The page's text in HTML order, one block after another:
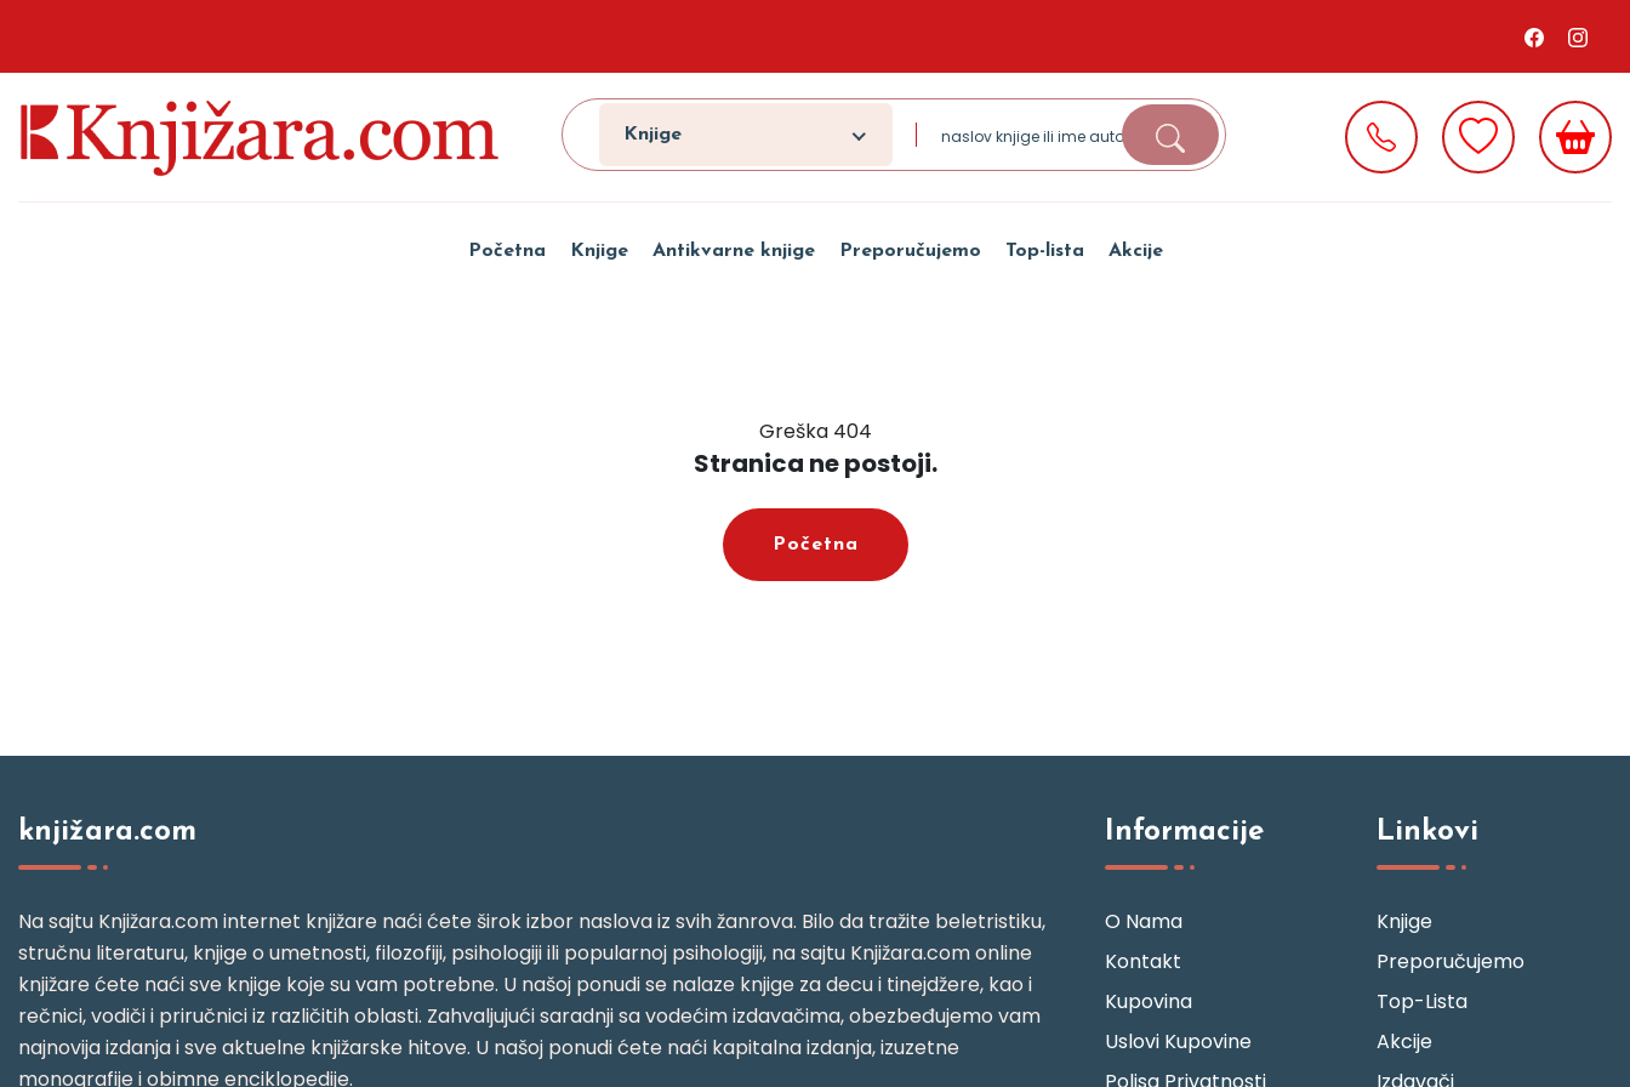
Knjige
Početna Knjige Antikvarne knjige Preporučujemo Top-lista Akcije
Greška 404
Stranica ne postoji.
Početna
knjižara.com
Na sajtu Knjižara.com internet knjižare naći ćete širok izbor naslova iz svih žanrova. Bilo da tražite beletristiku,
stručnu literaturu, knjige o umetnosti, filozofiji, psihologiji ili popularnoj psihologiji, na sajtu Knjižara.com online
knjižare ćete naći sve knjige koje su vam potrebne. U našoj ponudi se nalaze knjige za decu i tinejdžere, kao i
rečnici, vodiči i priručnici iz različitih oblasti. Zahvaljujući saradnji sa vodećim izdavačima, obezbeđujemo vam
najnovija izdanja i sve aktuelne knjižarske hitove. U našoj ponudi ćete naći kapitalna izdanja, izuzetne
monografije i obimne enciklopedije.
Informacije
O Nama
Kontakt
Kupovina
Uslovi Kupovine
Linkovi
Knjige
Preporučujemo
Top-Lista
Akcije